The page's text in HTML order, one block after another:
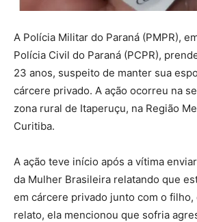
A Polícia Militar do Paraná (PMPR),
Polícia Civil do Paraná (PCPR),
23 anos, suspeito de manter sua
cárcere privado. A ação ocorreu na
zona rural de Itaperuçu, na Região
Curitiba.
A ação teve início após a vítima
da Mulher Brasileira relatando que
em cárcere privado junto com o filho,
relato, ela mencionou que sofria